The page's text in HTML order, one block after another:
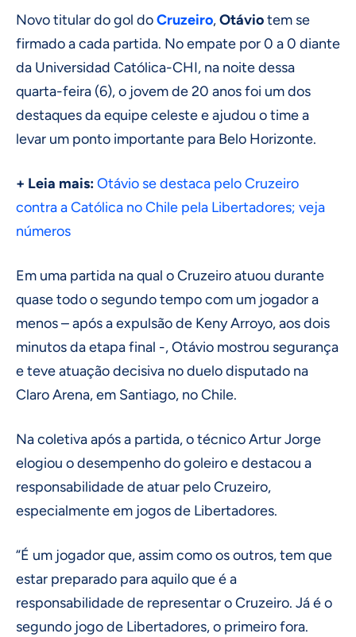
Novo titular do gol doCruzeiro,Otáviotem se
firmado a cada partida. No empate por 0 a 0 diante
da Universidad Católica-CHI, na noite dessa
quarta-feira (6), o jovem de 20 anos foi um dos
destaques da equipe celeste e ajudou o time a
levar um ponto importante para Belo Horizonte.
+ Leia mais:Otávio se destaca pelo Cruzeiro
contra a Católica no Chile pela Libertadores; veja
números
Em uma partida na qual o Cruzeiro atuou durante
quase todo o segundo tempo com um jogador a
menos – após a expulsão de Keny Arroyo, aos dois
minutos da etapa final -, Otávio mostrou segurança
e teve atuação decisiva no duelo disputado na
Claro Arena, em Santiago, no Chile.
Na coletiva após a partida, o técnico Artur Jorge
elogiou o desempenho do goleiro e destacou a
responsabilidade de atuar pelo Cruzeiro,
especialmente em jogos de Libertadores.
“É um jogador que, assim como os outros, tem que
estar preparado para aquilo que é a
responsabilidade de representar o Cruzeiro. Já é o
segundo jogo de Libertadores, o primeiro fora.